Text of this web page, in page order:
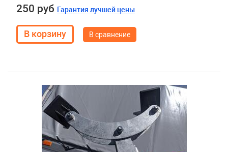
250 руб Гарантия лучшей цены
В сравнение